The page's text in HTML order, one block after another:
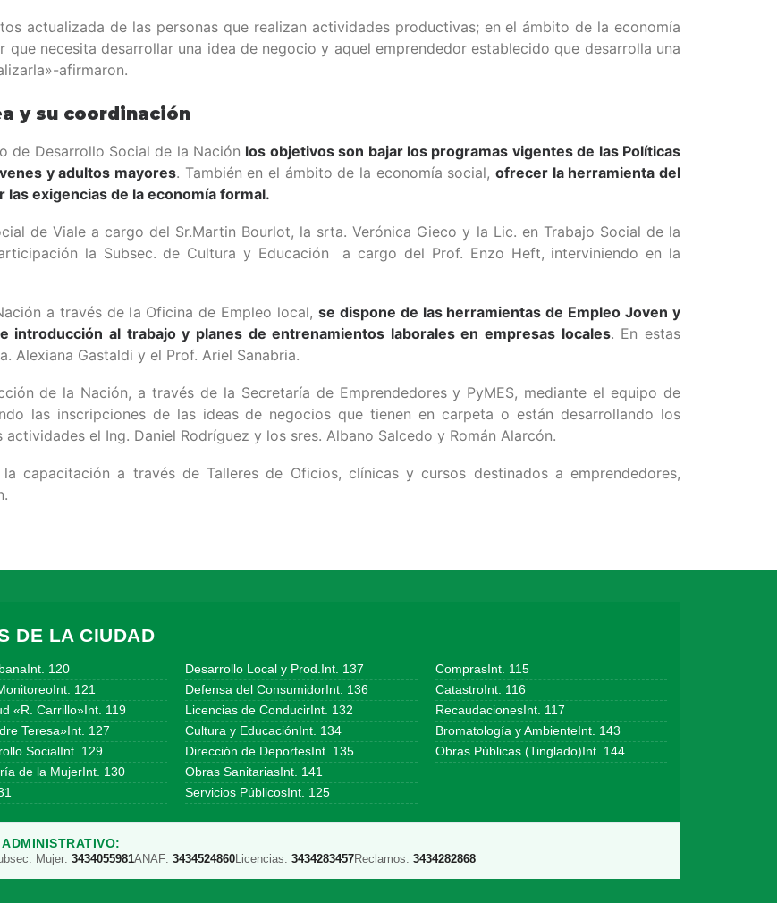
actualizada de las personas que realizan actividades productivas; en el ámbito de la economía
necesita desarrollar una idea de negocio y aquel emprendedor establecido que desarrolla una
afirmaron.
y su coordinación
de Desarrollo Social de la Nación los objetivos son bajar los programas vigentes de las Políticas
y adultos mayores. También en el ámbito de la economía social, ofrecer la herramienta del
exigencias de la economía formal.
de Viale a cargo del Sr.Martin Bourlot, la srta. Verónica Gieco y la Lic. en Trabajo Social de la
la Subsec. de Cultura y Educación a cargo del Prof. Enzo Heft, interviniendo en la
a través de la Oficina de Empleo local, se dispone de las herramientas de Empleo Joven y
introducción al trabajo y planes de entrenamientos laborales en empresas locales. En estas
Alexiana Gastaldi y el Prof. Ariel Sanabria.
de la Nación, a través de la Secretaría de Emprendedores y PyMES, mediante el equipo de
las inscripciones de las ideas de negocios que tienen en carpeta o están desarrollando los
el Ing. Daniel Rodríguez y los sres. Albano Salcedo y Román Alarcón.
capacitación a través de Talleres de Oficios, clínicas y cursos destinados a emprendedores,
DE LA CIUDAD
120
121
«R. Carrillo»Int. 119
Teresa»Int. 127
SocialInt. 129
de la MujerInt. 130
Desarrollo Local y Prod.Int. 137
Defensa del ConsumidorInt. 136
Licencias de ConducirInt. 132
Cultura y EducaciónInt. 134
Dirección de DeportesInt. 135
Obras SanitariasInt. 141
Servicios PúblicosInt. 125
ComprasInt. 115
CatastroInt. 116
RecaudacionesInt. 117
Bromatología y AmbienteInt. 143
Obras Públicas (Tinglado)Int. 144
Mujer: 3434055981ANAF: 3434524860Licencias: 3434283457Reclamos: 3434282868